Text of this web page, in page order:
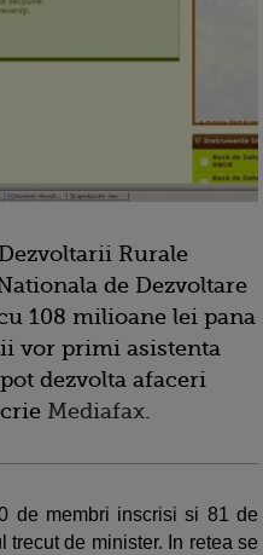
Rurale
de Dezvoltare
108 milioane lei pana
vor primi asistenta
dezvolta afaceri
Mediafax.
de membri inscrisi si 81 de
de minister. In retea se